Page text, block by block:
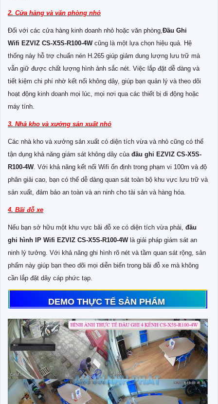
2. Cửa hàng và văn phòng nhỏ
Đối với các cửa hàng kinh doanh nhỏ hoặc văn phòng,Đầu Ghi
Wifi EZVIZ CS-X5S-R100-4Wcũng là một lựa chọn hiệu quả. Hệ
thống này hỗ trợ chuẩn nén H.265 giúp giảm dung lượng lưu trữ mà
vẫn giữ được chất lượng hình ảnh sắc nét. Việc lắp đặt dễ dàng và
tiết kiệm chi phí nhờ kết nối không dây, giúp bạn quản lý và theo dõi
hoạt động kinh doanh mọi lúc, mọi nơi qua các thiết bị di động hoặc
máy tính.
3. Nhà kho và xưởng sản xuất nhỏ
Các nhà kho và xưởng sản xuất có diện tích vừa và nhỏ cũng có thể
tận dụng khả năng giám sát không dây của đầu ghi EZVIZ CS-X5S-
R100-4W. Với khả năng kết nối Wifi ổn định trong phạm vi 100m và độ
phân giải cao, bạn có thể dễ dàng quan sát toàn bộ khu vực lưu trữ và
sản xuất, đảm bảo an toàn và an ninh cho tài sản và hàng hóa.
4. Bãi đỗ xe
Nếu bạn sở hữu một khu vực bãi đỗ xe có diện tích vừa phải, đầu
ghi hình IP Wifi EZVIZ CS-X5S-R100-4Wlà giải pháp giám sát an
ninh lý tưởng. Với khả năng ghi hình rõ nét và tầm quan sát rộng, sản
phẩm này giúp bạn theo dõi mọi diễn biến trong bãi đỗ xe mà không
cần lắp đặt dây cáp phức tạp.
DEMO THỰC TẾ SẢN PHẨM